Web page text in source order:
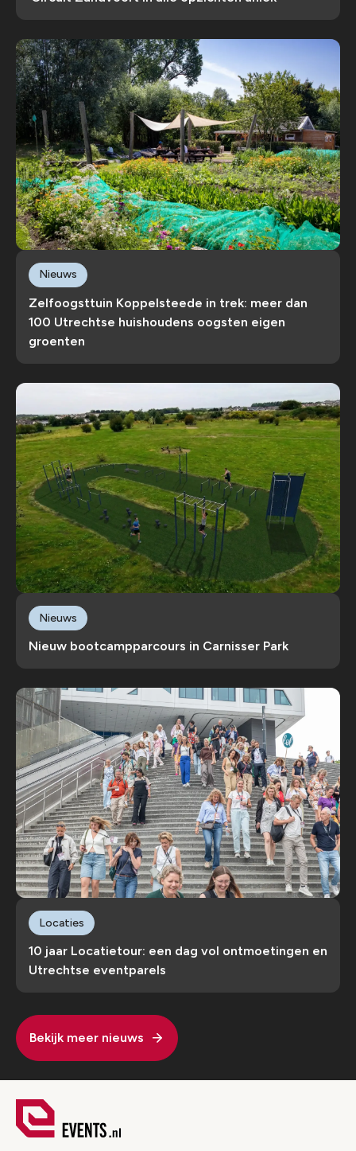
Zelfoogsttuin Koppelsteede in trek: meer dan
100 Utrechtse huishoudens oogsten eigen
groenten
Nieuws
Nieuw bootcampparcours in Carnisser Park
Nieuws
10 jaar Locatietour: een dag vol ontmoetingen en
Utrechtse eventparels
Locaties
Bekijk meer nieuws